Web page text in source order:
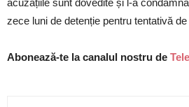
acuzațiile sunt dovedite și l-a
zece luni de detenție pentru tentativă de
Abonează-te la canalul nostru de